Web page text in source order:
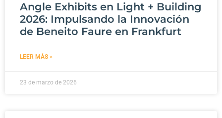
Angle Exhibits en Light + Building
2026: Impulsando la Innovación
de Beneito Faure en Frankfurt
LEER MÁS »
23 de marzo de 2026